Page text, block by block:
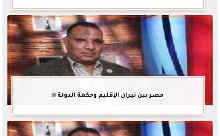
مصر بين نيران الإقليم وحكمة الدولة !!